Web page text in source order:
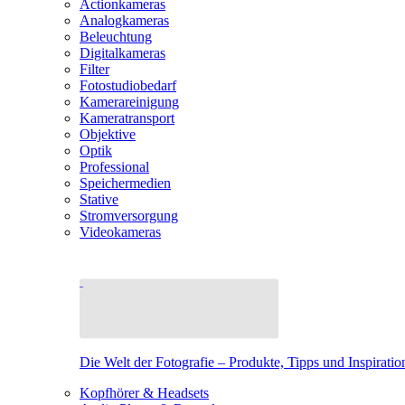
Actionkameras
Analogkameras
Beleuchtung
Digitalkameras
Filter
Fotostudiobedarf
Kamerareinigung
Kameratransport
Objektive
Optik
Professional
Speichermedien
Stative
Stromversorgung
Videokameras
Die Welt der Fotografie – Produkte, Tipps und
Kopfhörer & Headsets